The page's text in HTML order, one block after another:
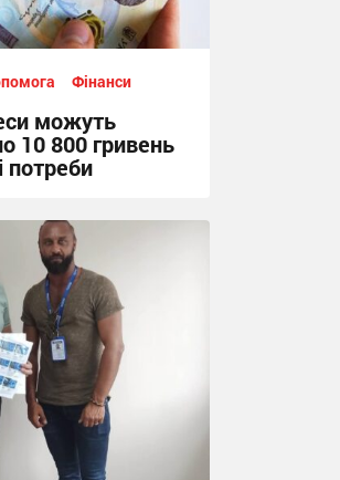
Фінанси
можуть
10 800 гривень
потреби